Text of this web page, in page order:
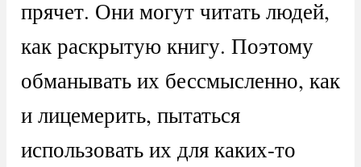
прячет. Они могут читать людей,
как раскрытую книгу. Поэтому
обманывать их бессмысленно, как
и лицемерить, пытаться
использовать их для каких-то